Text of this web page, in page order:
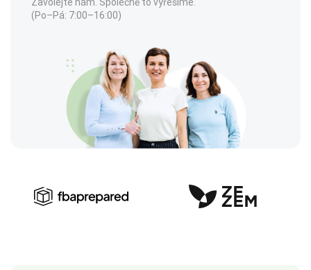
Zavolejte nám. Společně to vyřešíme.
(Po–Pá: 7:00–16:00)